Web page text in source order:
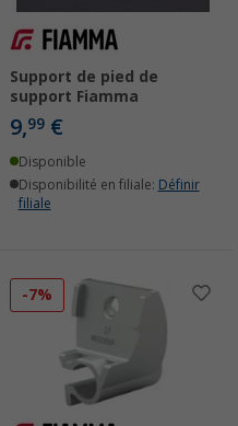
Support de pied de
support Fiamma
9,99 €
Disponible
Disponibilité en filiale: Définir
filiale
-7%